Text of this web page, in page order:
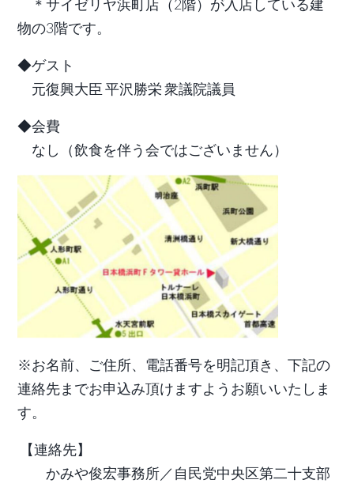
＊サイゼリヤ浜町店（2階）が入店している建
物の3階です。
◆ゲスト
元復興大臣 平沢勝栄 衆議院議員
◆会費
なし（飲食を伴う会ではございません）
※お名前、ご住所、電話番号を明記頂き、下記の
連絡先までお申込み頂けますようお願いいたしま
す。
【連絡先】
かみや俊宏事務所／自民党中央区第二十支部